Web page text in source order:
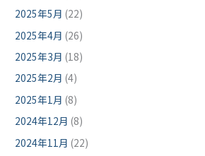
2025年5月 (22)
2025年4月 (26)
2025年3月 (18)
2025年2月 (4)
2025年1月 (8)
2024年12月 (8)
2024年11月 (22)